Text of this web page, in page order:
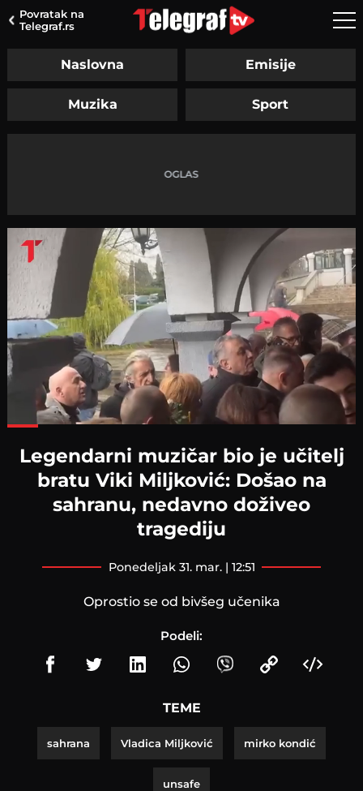
Povratak na
Telegraf.rs
Naslovna Emisije
Muzika Sport
Legendarni muzičar bio je učitelj
bratu Viki Miljković: Došao na
sahranu, nedavno doživeo
tragediju
ponedeljak 31. mar. | 12:51
Oprostio se od bivšeg učenika
Podeli:
TEME
sahrana Vladica Miljković mirko kondić
unsafe